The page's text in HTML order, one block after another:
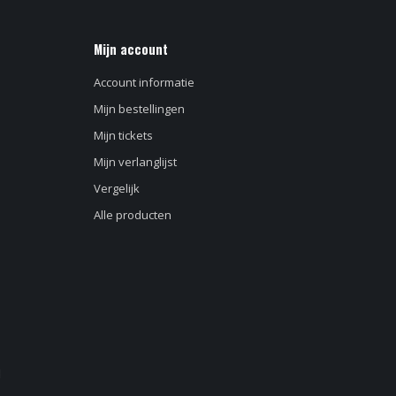
Mijn account
Account informatie
Mijn bestellingen
Mijn tickets
Mijn verlanglijst
Vergelijk
Alle producten